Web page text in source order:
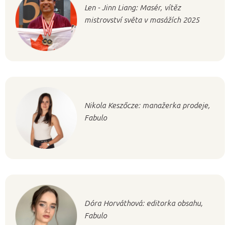
Len - Jinn Liang: Masér, vítěz
mistrovství světa v masážích 2025
Nikola Keszőcze: manažerka prodeje,
Fabulo
Dóra Horváthová: editorka obsahu,
Fabulo